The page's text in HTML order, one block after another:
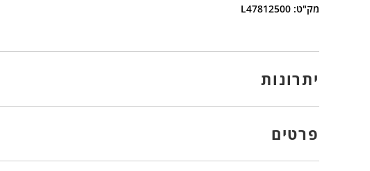
מק"ט: L47812500
יתרונות
פרטים